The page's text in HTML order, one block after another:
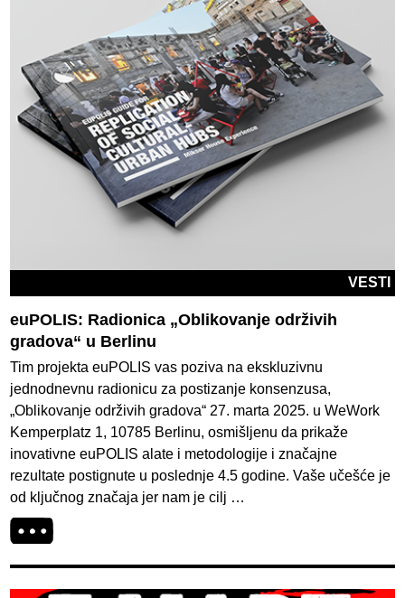
VESTI
euPOLIS: Radionica „Oblikovanje održivih
gradova“ u Berlinu
Tim projekta euPOLIS vas poziva na ekskluzivnu
jednodnevnu radionicu za postizanje konsenzusa,
„Oblikovanje održivih gradova“ 27. marta 2025. u WeWork
Kemperplatz 1, 10785 Berlinu, osmišljenu da prikaže
inovativne euPOLIS alate i metodologije i značajne
rezultate postignute u poslednje 4.5 godine. Vaše učešće je
od ključnog značaja jer nam je cilj …